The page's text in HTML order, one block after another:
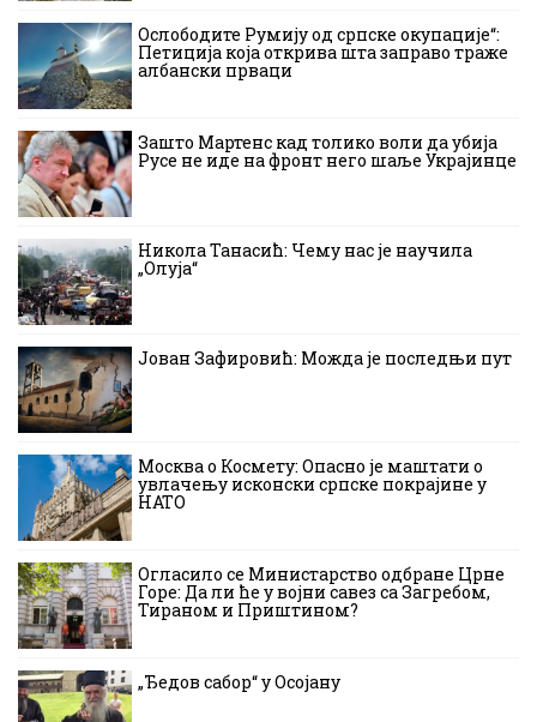
Ослободите Румију од српске окупације“:
Петиција која открива шта заправо траже
албански прваци
Зашто Мартенс кад толико воли да убија
Русе не иде на фронт него шаље Украјинце
Никола Танасић: Чему нас је научила
„Олуја“
Јован Зафировић: Можда је последњи пут
Москва о Космету: Опасно је маштати о
увлачењу исконски српске покрајине у
НАТО
Огласило се Министарство одбране Црне
Горе: Да ли ће у војни савез са Загребом,
Тираном и Приштином?
„Ђедов сабор“ у Осојану